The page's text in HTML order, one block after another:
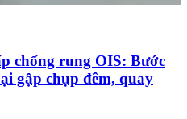
chống rung OIS: Bước
gập chụp đêm, quay